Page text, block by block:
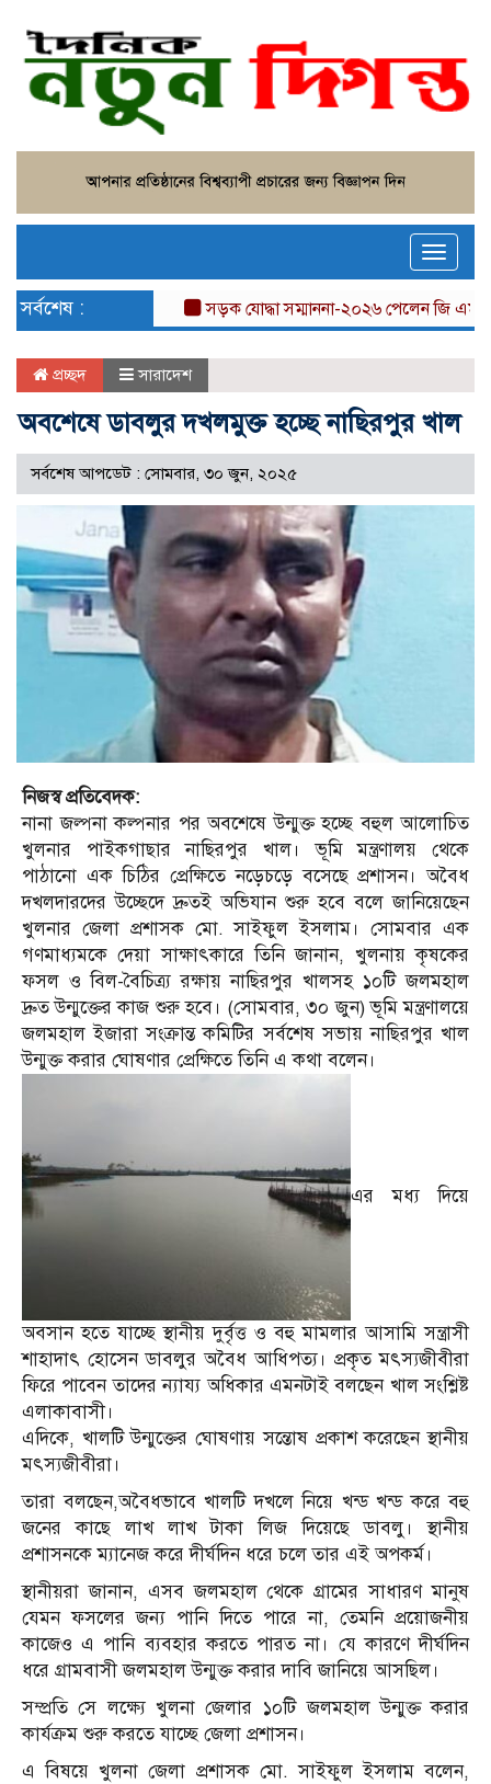
Toggle
সর্বশেষ : সড়ক যোদ্ধা সম্মাননা-২০২৬ পেলেন জি এম
প্রচ্ছদ সারাদেশ
অবশেষে ডাবলুর দখলমুক্ত হচ্ছে নাছিরপুর খাল
সর্বশেষ আপডেট : সোমবার, ৩০ জুন, ২০২৫
নিজস্ব প্রতিবেদক:
নানা জল্পনা কল্পনার পর অবশেষে উন্মুক্ত হচ্ছে বহুল আলোচিত
খুলনার পাইকগাছার নাছিরপুর খাল। ভূমি মন্ত্রণালয় থেকে
পাঠানো এক চিঠির প্রেক্ষিতে নড়েচড়ে বসেছে প্রশাসন। অবৈধ
দখলদারদের উচ্ছেদে দ্রুতই অভিযান শুরু হবে বলে জানিয়েছেন
খুলনার জেলা প্রশাসক মো. সাইফুল ইসলাম। সোমবার এক
গণমাধ্যমকে দেয়া সাক্ষাৎকারে তিনি জানান, খুলনায় কৃষকের
ফসল ও বিল-বৈচিত্র্য রক্ষায় নাছিরপুর খালসহ ১০টি জলমহাল
দ্রুত উন্মুক্তের কাজ শুরু হবে। (সোমবার, ৩০ জুন) ভূমি মন্ত্রণালয়ে
জলমহাল ইজারা সংক্রান্ত কমিটির সর্বশেষ সভায় নাছিরপুর খাল
উন্মুক্ত করার ঘোষণার প্রেক্ষিতে তিনি এ কথা বলেন।
এর মধ্য দিয়ে
অবসান হতে যাচ্ছে স্থানীয় দুর্বৃত্ত ও বহু মামলার আসামি সন্ত্রাসী
শাহাদাৎ হোসেন ডাবলুর অবৈধ আধিপত্য। প্রকৃত মৎস্যজীবীরা
ফিরে পাবেন তাদের ন্যায্য অধিকার এমনটাই বলছেন খাল সংশ্লিষ্ট
এলাকাবাসী।
এদিকে, খালটি উন্মুক্তের ঘোষণায় সন্তোষ প্রকাশ করেছেন স্থানীয়
মৎস্যজীবীরা।
তারা বলছেন,অবৈধভাবে খালটি দখলে নিয়ে খন্ড খন্ড করে বহু
জনের কাছে লাখ লাখ টাকা লিজ দিয়েছে ডাবলু। স্থানীয়
প্রশাসনকে ম্যানেজ করে দীর্ঘদিন ধরে চলে তার এই অপকর্ম।
স্থানীয়রা জানান, এসব জলমহাল থেকে গ্রামের সাধারণ মানুষ
যেমন ফসলের জন্য পানি দিতে পারে না, তেমনি প্রয়োজনীয়
কাজেও এ পানি ব্যবহার করতে পারত না। যে কারণে দীর্ঘদিন
ধরে গ্রামবাসী জলমহাল উন্মুক্ত করার দাবি জানিয়ে আসছিল।
সম্প্রতি সে লক্ষ্যে খুলনা জেলার ১০টি জলমহাল উন্মুক্ত করার
কার্যক্রম শুরু করতে যাচ্ছে জেলা প্রশাসন।
এ বিষয়ে খুলনা জেলা প্রশাসক মো. সাইফুল ইসলাম বলেন,